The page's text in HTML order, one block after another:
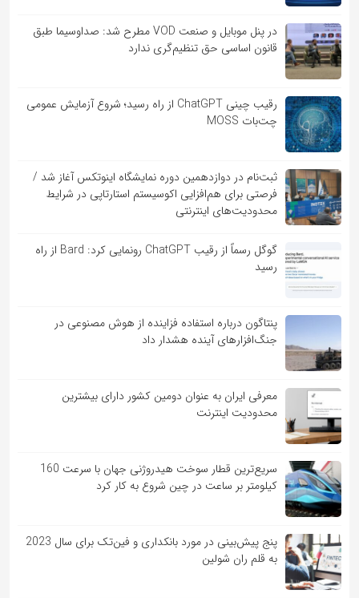
در پنل موبایل و صنعت VOD مطرح شد: صداوسیما طبق
قانون اساسی حق تنظیم‌گری ندارد
رقیب چینی ChatGPT از راه رسید؛ شروع آزمایش عمومی
چت‌بات MOSS
ثبت‌نام در دوازدهمین دوره نمایشگاه اینوتکس آغاز شد /
فرصتی برای هم‌افزایی اکوسیستم استارتاپی در شرایط
محدودیت‌های اینترنتی
گوگل رسماً از رقیب ChatGPT رونمایی کرد: Bard از راه
رسید
پنتاگون درباره استفاده فزاینده از هوش مصنوعی در
جنگ‌افزارهای آینده هشدار داد
معرفی ایران به عنوان دومین کشور دارای بیشترین
محدودیت اینترنت
سریع‌ترین قطار سوخت هیدروژنی جهان با سرعت 160
کیلومتر بر ساعت در چین شروع به کار کرد
پنج پیش‌بینی در مورد بانکداری و فین‌تک برای سال 2023
به قلم ران شولین